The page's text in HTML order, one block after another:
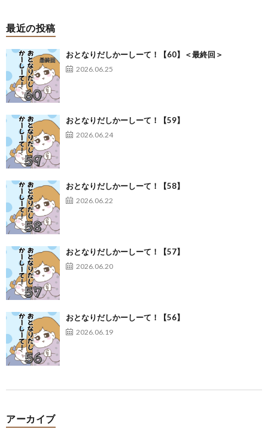
最近の投稿
おとなりだしかーしーて！【60】＜最終回＞
2026.06.25
おとなりだしかーしーて！【59】
2026.06.24
おとなりだしかーしーて！【58】
2026.06.22
おとなりだしかーしーて！【57】
2026.06.20
おとなりだしかーしーて！【56】
2026.06.19
アーカイブ